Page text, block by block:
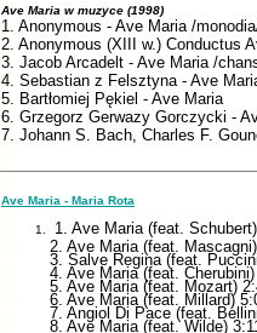
Ave Maria w muzyce (1998)
1. Anonymous - Ave Maria /
2. Anonymous (XIII w.) Conductus
3. Jacob Arcadelt - Ave Maria /
4. Sebastian z Felsztyna - Ave
5. Bartłomiej Pękiel - Ave Maria
6. Grzegorz Gerwazy Gorczycki -
7. Johann S. Bach, Charles F.
Ave Maria - Maria Rota
1. Ave Maria (feat.
2. Ave Maria (feat.
3. Salve Regina (feat.
4. Ave Maria (feat.
5. Ave Maria (feat. Mozart)
6. Ave Maria (feat. Millard)
7. Angiol Di Pace (feat.
8. Ave Maria (feat. Wilde)